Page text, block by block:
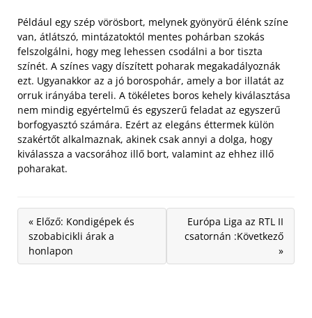
Például egy szép vörösbort, melynek gyönyörű élénk színe
van, átlátszó, mintázatoktól mentes pohárban szokás
felszolgálni, hogy meg lehessen csodálni a bor tiszta
színét. A színes vagy díszített poharak megakadályoznák
ezt. Ugyanakkor az a jó borospohár, amely a bor illatát az
orruk irányába tereli. A tökéletes boros kehely kiválasztása
nem mindig egyértelmű és egyszerű feladat az egyszerű
borfogyasztó számára. Ezért az elegáns éttermek külön
szakértőt alkalmaznak, akinek csak annyi a dolga, hogy
kiválassza a vacsorához illő bort, valamint az ehhez illő
poharakat.
« Előző: Kondigépek és
szobabicikli árak a
honlapon
Európa Liga az RTL II
csatornán :Következő
»